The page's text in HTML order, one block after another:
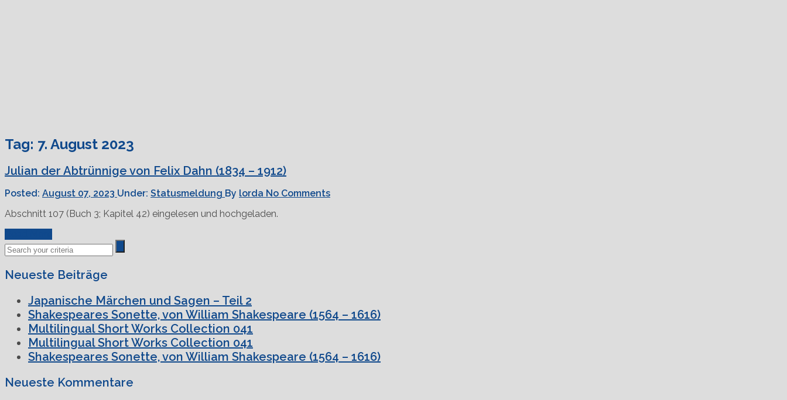
Tag: 7. August 2023
Julian der Abtrünnige von Felix Dahn (1834 – 1912)
Posted: August 07, 2023 Under: Statusmeldung By lorda No Comments
Abschnitt 107 (Buch 3; Kapitel 42) eingelesen und hochgeladen.
Neueste Beiträge
Japanische Märchen und Sagen – Teil 2
Shakespeares Sonette, von William Shakespeare (1564 – 1616)
Multilingual Short Works Collection 041
Multilingual Short Works Collection 041
Shakespeares Sonette, von William Shakespeare (1564 – 1616)
Neueste Kommentare